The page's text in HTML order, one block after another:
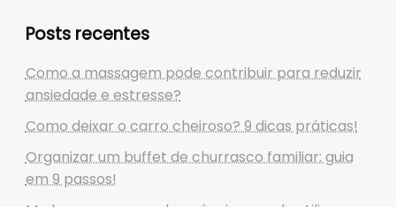
Posts recentes
Como a massagem pode contribuir para reduzir
ansiedade e estresse?
Como deixar o carro cheiroso? 9 dicas práticas!
Organizar um buffet de churrasco familiar: guia
em 9 passos!